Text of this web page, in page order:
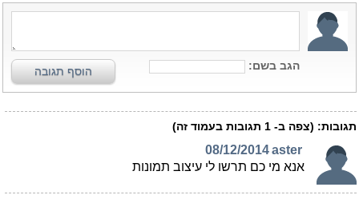
הגב בשם: הוסף תגובה
תגובות: (צפה ב- 1 תגובות בעמוד זה)
aster
08/12/2014
אנא מי כם תרשו לי עיצוב תמונות